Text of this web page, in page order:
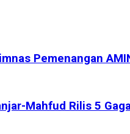
Pemenangan
Mahfud Rilis 5